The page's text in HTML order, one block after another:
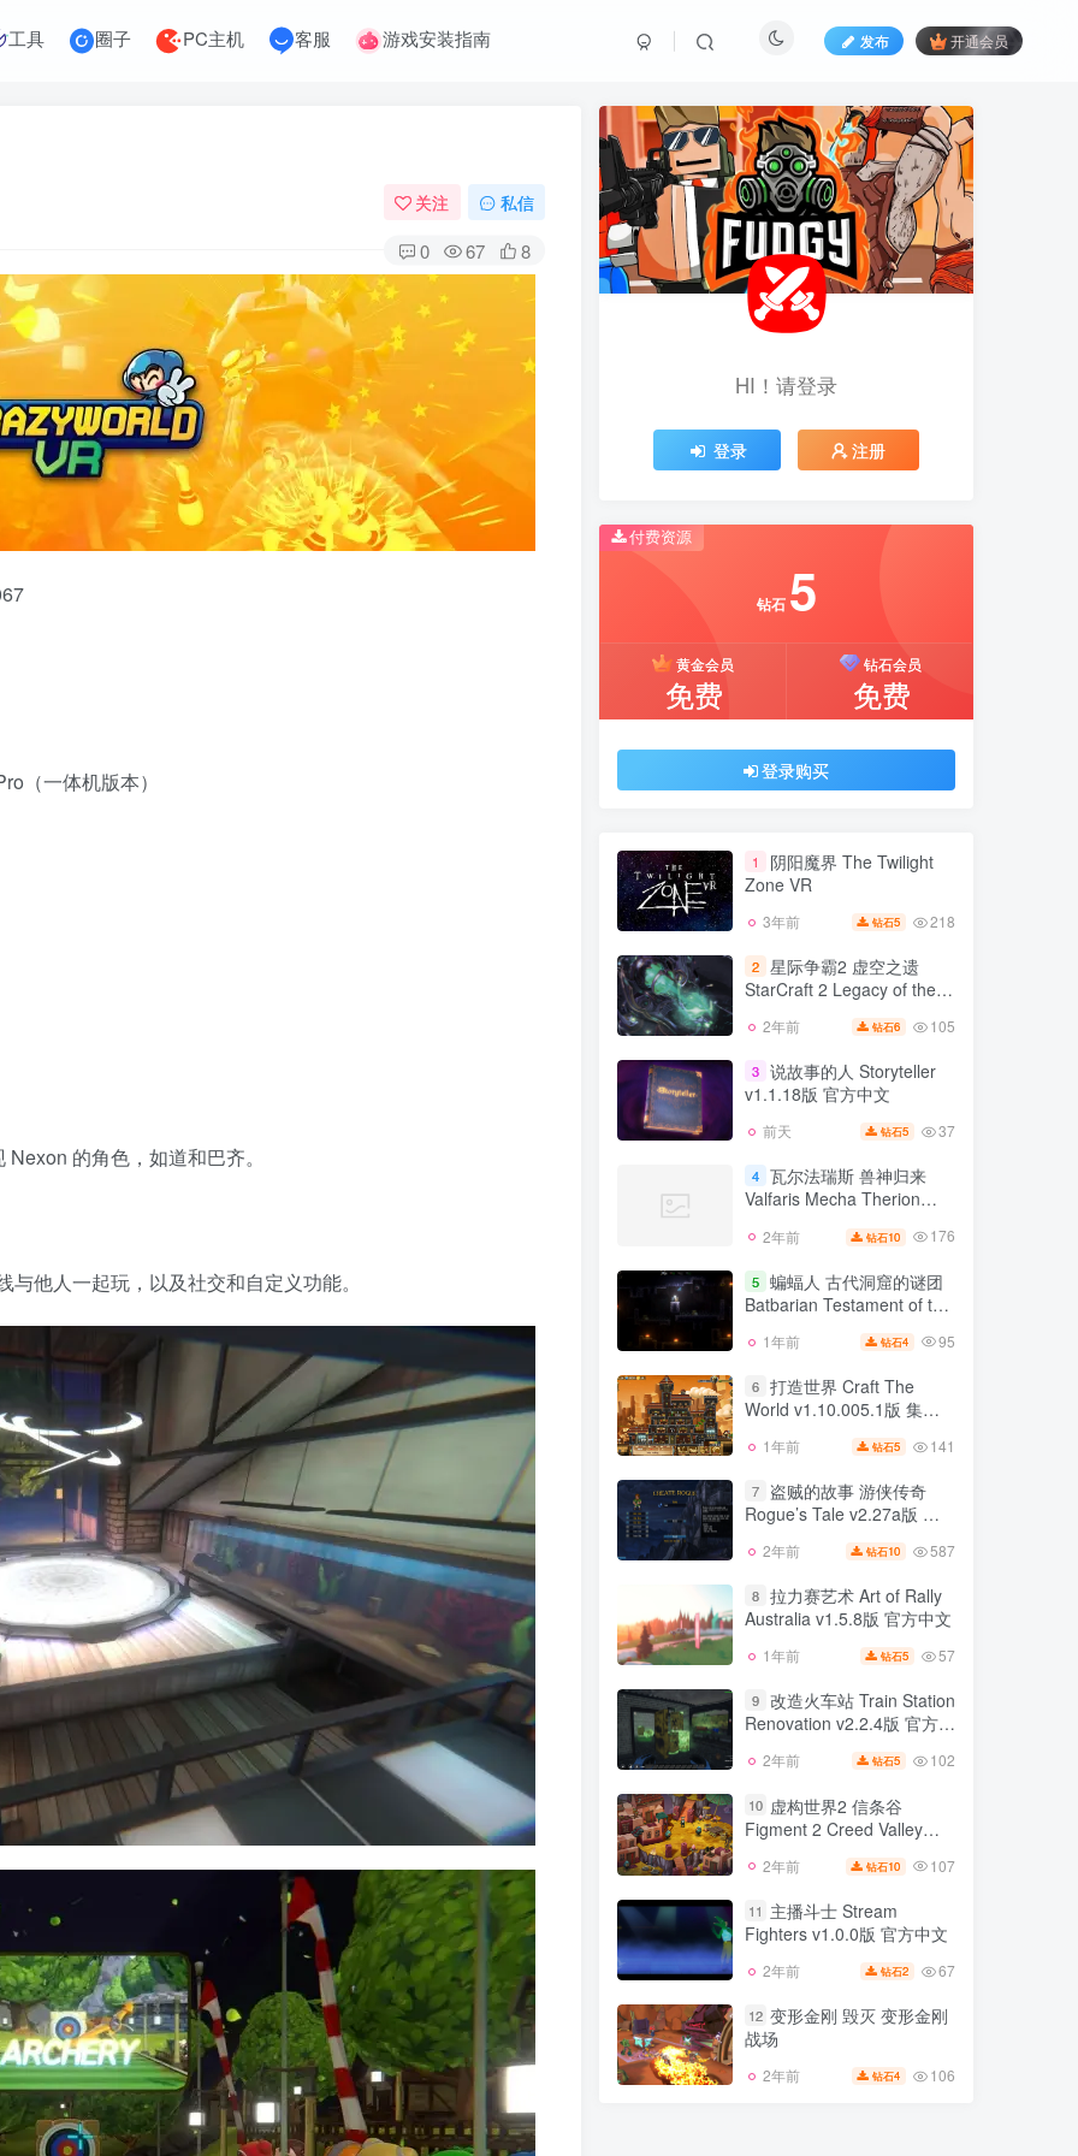
工具 圈子 PC主机 客服 游戏安装指南 发布 开通会员
关注 私信
0 67 8
（一体机版本）
的角色，如道和巴齐。
他人一起玩，以及社交和自定义功能。
HI！请登录
登录 注册
付费资源
钻石 5
黄金会员
免费
钻石会员
免费
登录购买
1
阴阳魔界 The Twilight
Zone VR
3年前 钻石5 218
2 星际争霸2 虚空之遗
StarCraft 2 Legacy of the
Void v3.1.4.41219单机版 集
成全DLC 官方中文
2年前 钻石6 105
3 说故事的人 Storyteller
v1.1.18版 官方中文
前天 钻石5 37
4 瓦尔法瑞斯 兽神归来
Valfaris Mecha Therion
瑞斯 v2019.12.07版 官方中
文
2年前 钻石10 176
5 蝙蝠人 古代洞窟的谜团
Batbarian Testament of the
文 1年前 钻石4 95
6 打造世界 Craft The
World v1.10.005.1版 集成
1年前 钻石5 141
7
盗贼的故事 游侠传奇
Rogue’s Tale v2.27a版 集
成The Hoard DLC 官方中文
2年前 钻石10 587
8 拉力赛艺术 Art of Rally
Australia v1.5.8版 官方中文
1年前 钻石5 57
9 改造火车站 Train Station
Renovation v2.2.4版 官方中
2年前 钻石5 102
10 虚构世界2 信条谷
Figment 2 Creed Valley
2年前 钻石10 107
11 主播斗士 Stream
Fighters v1.0.0版 官方中文
2年前 钻石2 67
12 变形金刚 毁灭 变形金刚
战场
2年前 钻石4 106
HI！请登录
登录
注册
推荐开通钻石会员下载更优惠！
推荐开通钻石会员下载更优惠！
5
免费 免费
1
阴阳魔界 The Twilight
Zone VR
3年前 钻石5 218
2
星际争霸2 虚空之遗
Void v3.1.4.41219单机版 集
成全DLC 官方中文
2年前 钻石
3
说故事的人 Storyteller
前天 钻石5
4
瓦尔法瑞斯 兽神归来
Valfaris Mecha Therion
v2.2.15.0版 Valfaris 瓦尔法
瑞斯 v2019.12.07版 官方中
文
2年前 钻石10 176
5
蝙蝠人 古代洞窟的谜团
Primordials v1.4.3版 官方中
文1年前 钻石 4
6
打造世界 Craft The
全DLC 官方中文
1年前 钻石5
7
盗贼的故事 游侠传奇
成The Hoard DLC 官方中文
2年前 钻石10 587
8
拉力赛艺术 Art of Rally
1年前 钻石 5 57
9
改造火车站 Train Station
文
2年前 钻石5
10 虚构世界2 信条谷
v1.0.13版 官方中文
2年前 钻石10 107
11 主播斗士 Stream
2年前
12 变形金刚 毁灭 变形金刚